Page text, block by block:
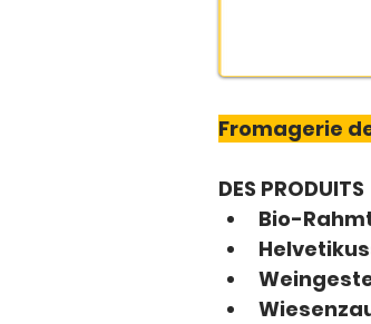
Fromagerie
DES PRODUITS
Bio-